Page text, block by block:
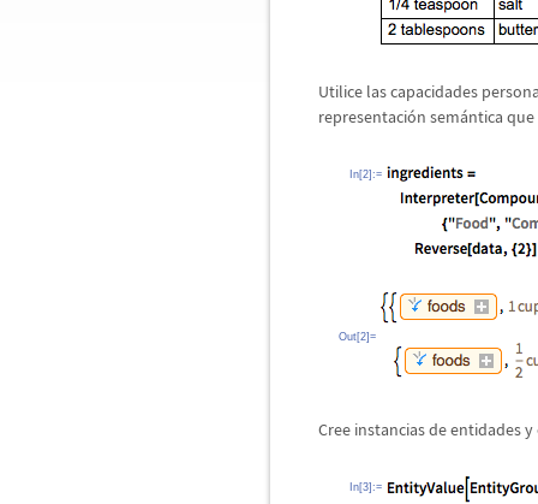
Utilice las capacidades
representación semántica
In[2]:=
Out[2]=
Cree instancias de entidades
In[3]:=